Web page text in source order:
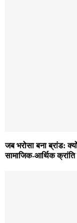
जब भरोसा बना ब्रांड:
सामाजिक-आर्थिक क्रांति